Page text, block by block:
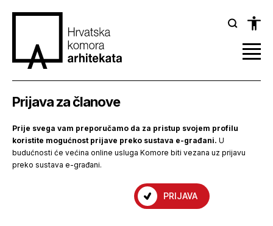
Prijava za članove
Prije svega vam preporučamo da za pristup svojem profilu
koristite mogućnost prijave preko sustava e-građani. U
budućnosti će većina online usluga Komore biti vezana uz prijavu
preko sustava e-građani.
PRIJAVA